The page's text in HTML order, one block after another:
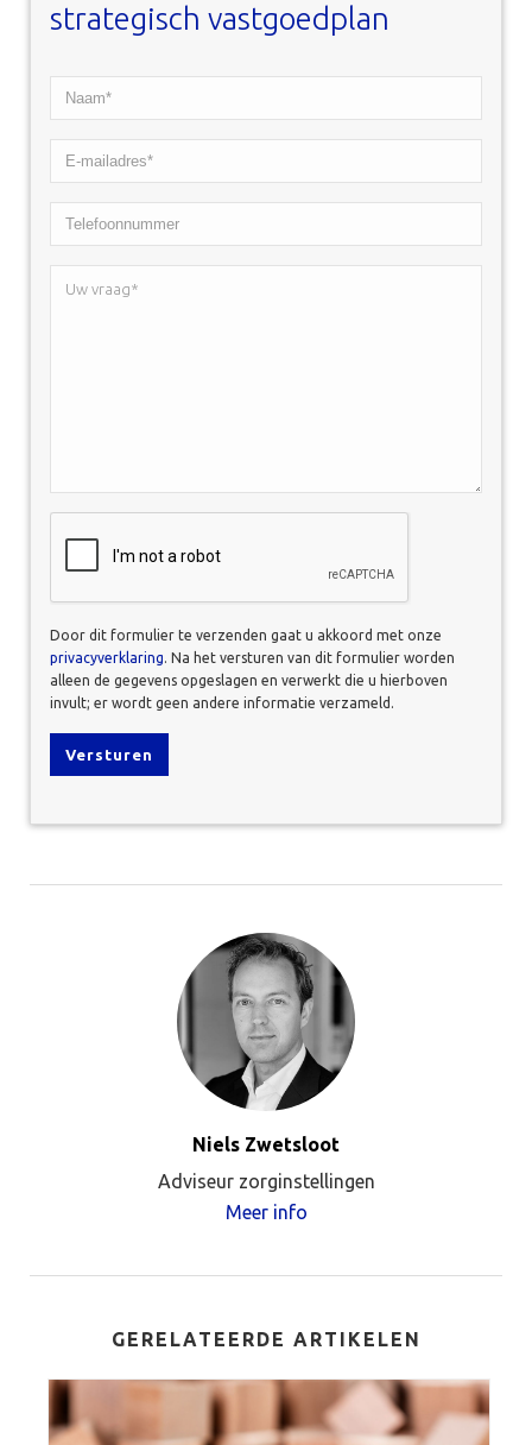
strategisch vastgoedplan
Naam*
*
E-
mailadres*
Telefoonnummer
Uw
Door dit formulier te verzenden gaat u akkoord met onze
privacyverklaring. Na het versturen van dit formulier worden
alleen de gegevens opgeslagen en verwerkt die u hierboven
invult; er wordt geen andere informatie verzameld.
Niels Zwetsloot
Adviseur zorginstellingen
Meer info
GERELATEERDE ARTIKELEN